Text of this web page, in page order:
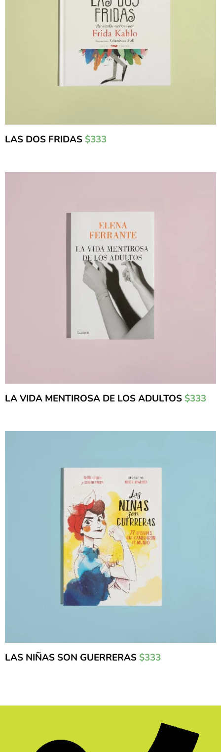
LAS DOS FRIDAS $333
LA VIDA MENTIROSA DE LOS ADULTOS $333
LAS NIÑAS SON GUERRERAS $333